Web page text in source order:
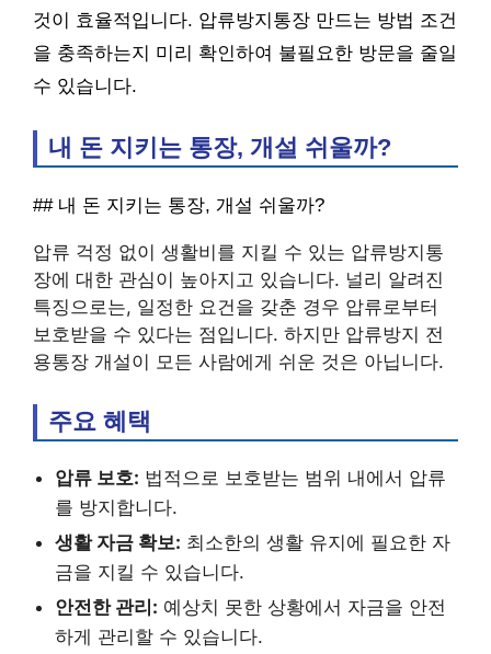
것이 효율적입니다. 압류방지통장 만드는 방법 조건
을 충족하는지 미리 확인하여 불필요한 방문을 줄일
수 있습니다.
내 돈 지키는 통장, 개설 쉬울까?
## 내 돈 지키는 통장, 개설 쉬울까?
압류 걱정 없이 생활비를 지킬 수 있는 압류방지통
장에 대한 관심이 높아지고 있습니다. 널리 알려진
특징으로는, 일정한 요건을 갖춘 경우 압류로부터
보호받을 수 있다는 점입니다. 하지만 압류방지 전
용통장 개설이 모든 사람에게 쉬운 것은 아닙니다.
주요 혜택
압류 보호: 법적으로 보호받는 범위 내에서 압류
를 방지합니다.
생활 자금 확보: 최소한의 생활 유지에 필요한 자
금을 지킬 수 있습니다.
안전한 관리: 예상치 못한 상황에서 자금을 안전
하게 관리할 수 있습니다.